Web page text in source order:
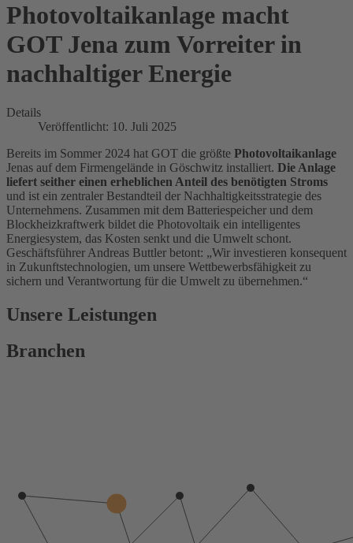
Photovoltaikanlage macht
GOT Jena zum Vorreiter in
nachhaltiger Energie
Details
Veröffentlicht: 10. Juli 2025
Bereits im Sommer 2024 hat GOT die größte Photovoltaikanlage
Jenas auf dem Firmengelände in Göschwitz installiert. Die Anlage
liefert seither einen erheblichen Anteil des benötigten Stroms
und ist ein zentraler Bestandteil der Nachhaltigkeitsstrategie des
Unternehmens. Zusammen mit dem Batteriespeicher und dem
Blockheizkraftwerk bildet die Photovoltaik ein intelligentes
Energiesystem, das Kosten senkt und die Umwelt schont.
Geschäftsführer Andreas Buttler betont: „Wir investieren konsequent
in Zukunftstechnologien, um unsere Wettbewerbsfähigkeit zu
sichern und Verantwortung für die Umwelt zu übernehmen.“
Unsere Leistungen
Branchen